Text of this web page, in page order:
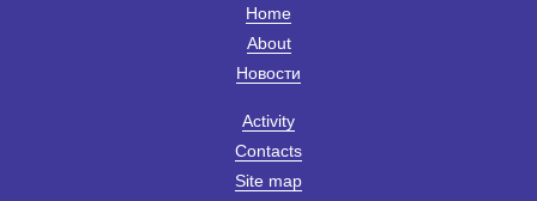
Home
About
Новости
Activity
Contacts
Site map